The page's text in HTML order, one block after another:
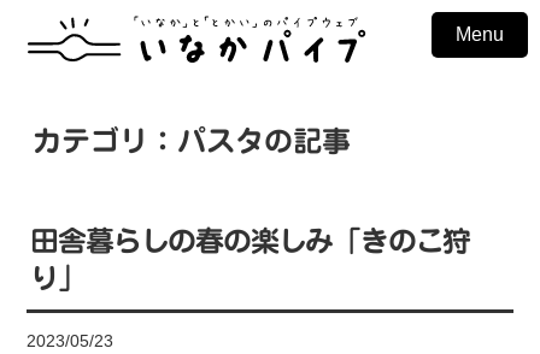
Menu
カテゴリ：パスタの記事
田舎暮らしの春の楽しみ「きのこ狩
り」
2023/05/23